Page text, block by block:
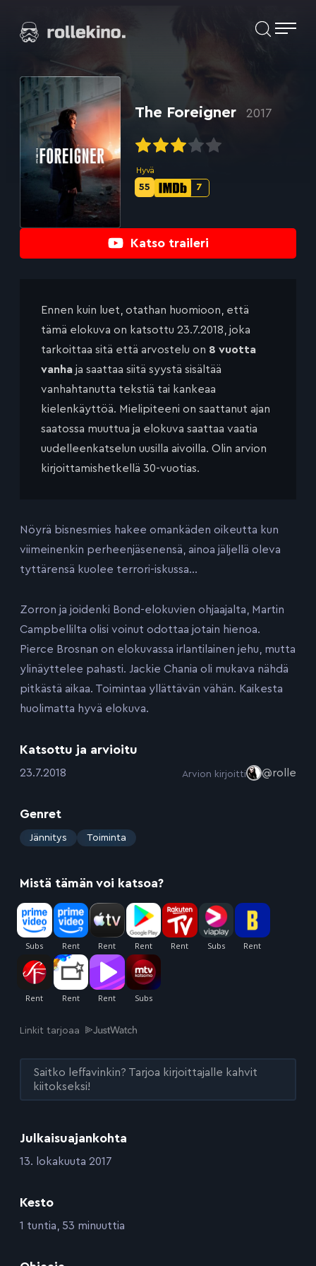
suoraan
Elokuvat ja elokuva-arviot | Rollekino.fi
lopputekstien
jälkeen.
Katso traileri
The Foreigner 2017
Hyvä
IMDb-
7
Metascore-
55
Julkaisuajankohta
:13. lokakuuta 2017
Kesto
:1 tuntia, 53 minuuttia
Ennen kuin luet, otathan huomioon, että
tämä elokuva on katsottu 23.7.2018, joka
tarkoittaa sitä että arvostelu on 8 vuotta
vanha ja saattaa siitä syystä sisältää
vanhahtanutta tekstiä tai kankeaa
kielenkäyttöä. Mielipiteeni on saattanut ajan
saatossa muuttua ja elokuva saattaa vaatia
uudelleenkatselun uusilla aivoilla. Olin arvion
kirjoittamishetkellä 30-vuotias.
Nöyrä bisnesmies hakee omankäden oikeutta kun
viimeinenkin perheenjäsenensä, ainoa jäljellä oleva
tyttärensä kuolee terrori-iskussa…
Zorron ja joidenki Bond-elokuvien ohjaajalta, Martin
Campbellilta olisi voinut odottaa jotain hienoa.
Pierce Brosnan on elokuvassa irlantilainen jehu, mutta
ylinäyttelee pahasti. Jackie Chania oli mukava nähdä
pitkästä aikaa. Toimintaa yllättävän vähän. Kaikesta
huolimatta hyvä elokuva.
Katsottu ja arvioitu
:23.7.2018 Arvion kirjoitti @rolle
Genret
: Jännitys Toiminta
Mistä tämän voi katsoa?
Linkit tarjoaa
Saitko leffavinkin? Tarjoa kirjoittajalle kahvit
kiitokseksi!